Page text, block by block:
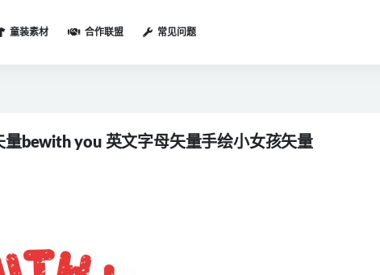
童装素材 合作联盟 常见问题
bewith you 英文字母矢量手绘小女孩矢量